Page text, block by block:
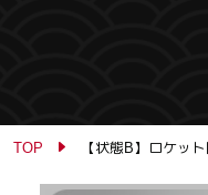
TOP 【状態B】ロケッ